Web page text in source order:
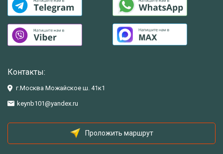
Контакты:
г.Москва Можайское ш. 41к1
keynb101@yandex.ru
Проложить маршрут